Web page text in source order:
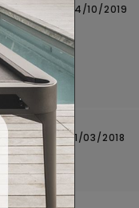
du 04/10/2019
du 11/03/2018